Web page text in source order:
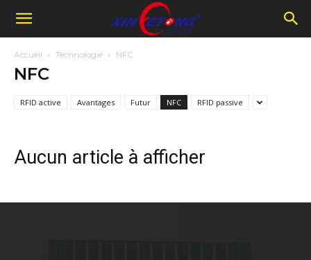
Accueil Technologie NFC
NFC
RFID active Avantages Futur NFC RFID passive
Aucun article à afficher